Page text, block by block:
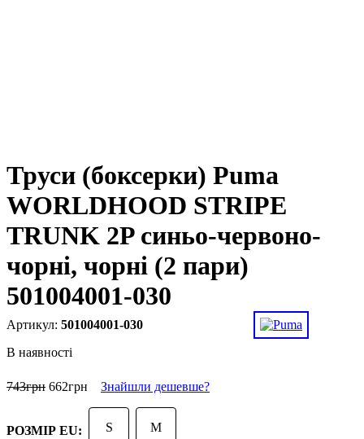
Труси (боксерки) Puma
WORLDHOOD STRIPE
TRUNK 2P синьо-червоно-
чорні, чорні (2 пари)
501004001-030
501004001-030
В наявності
743грн 662грн Знайшли дешевше?
РОЗМІР EU: S M